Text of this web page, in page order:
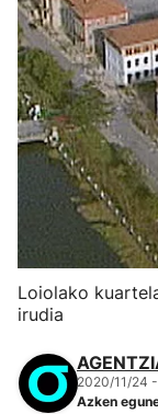
Loiolako
irudia
2020/11/24 -
Azken